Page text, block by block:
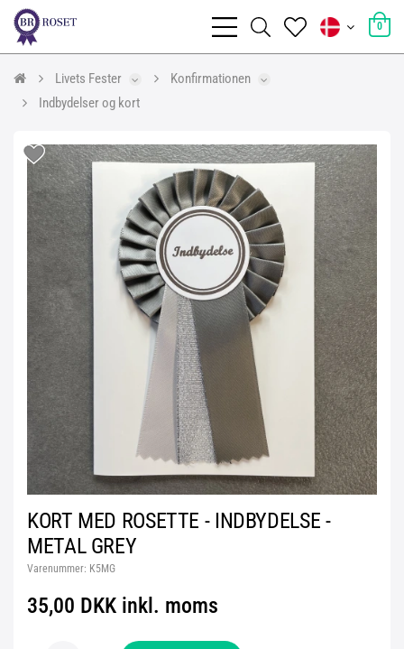
0
Livets Fester
Konfirmationen
Indbydelser og kort
KORT MED ROSETTE - INDBYDELSE -
METAL GREY
Varenummer: K5MG
35,00 DKK inkl. moms